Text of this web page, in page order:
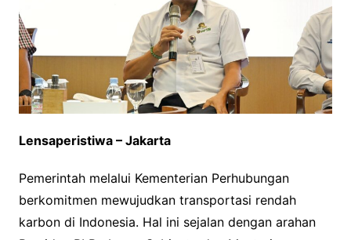
Lensaperistiwa – Jakarta
Pemerintah melalui Kementerian Perhubungan
berkomitmen mewujudkan transportasi rendah
karbon di Indonesia. Hal ini sejalan dengan arahan